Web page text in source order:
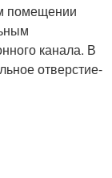
помещении
канала. В
отверстие-